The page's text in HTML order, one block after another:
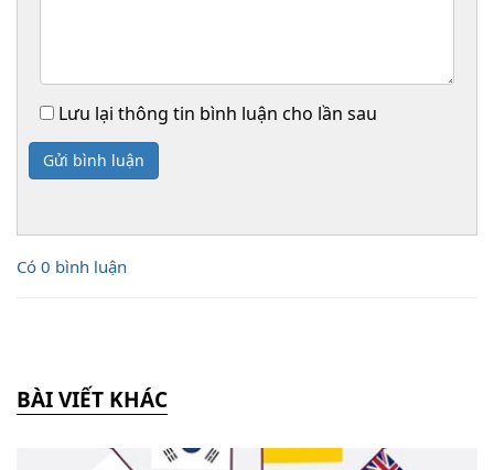
Lưu lại thông tin bình luận cho lần sau
Gửi bình luận
Có 0 bình luận
BÀI VIẾT KHÁC